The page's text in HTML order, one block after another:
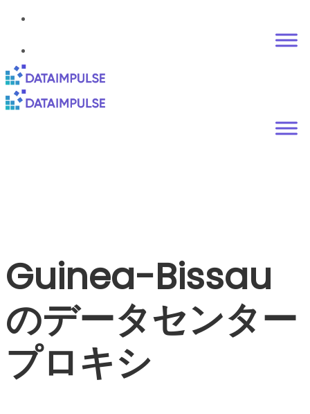
Guinea-Bissau
のデータセンター
プロキシ